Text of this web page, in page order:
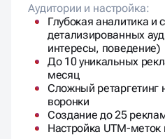
Аудитории и настройка:
Глубокая аналитика и
детализированных
интересы, поведение)
До 10 уникальных
месяц
Сложный ретаргетинг
воронки
Создание до 25
Настройка UTM-меток